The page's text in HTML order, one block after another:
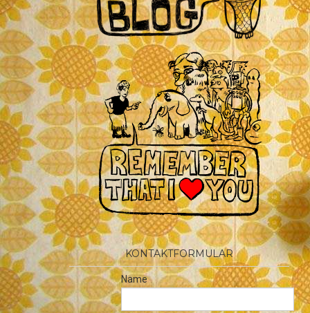
KONTAKTFORMULAR
Name